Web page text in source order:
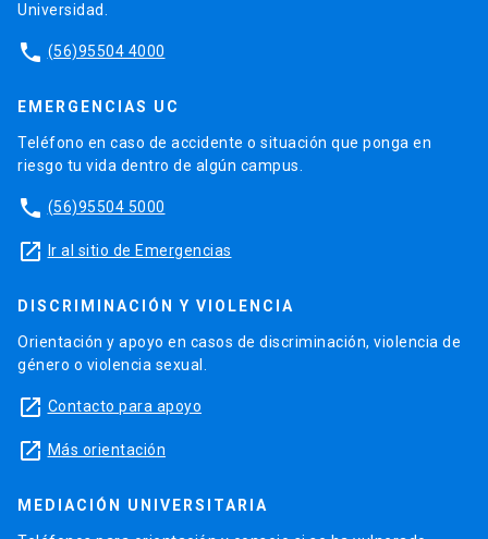
Universidad.
phone (56)95504 4000
EMERGENCIAS UC
Teléfono en caso de accidente o situación que ponga en
riesgo tu vida dentro de algún campus.
phone (56)95504 5000
launch Ir al sitio de Emergencias
DISCRIMINACIÓN Y VIOLENCIA
Orientación y apoyo en casos de discriminación, violencia de
género o violencia sexual.
launch Contacto para apoyo
launch Más orientación
MEDIACIÓN UNIVERSITARIA